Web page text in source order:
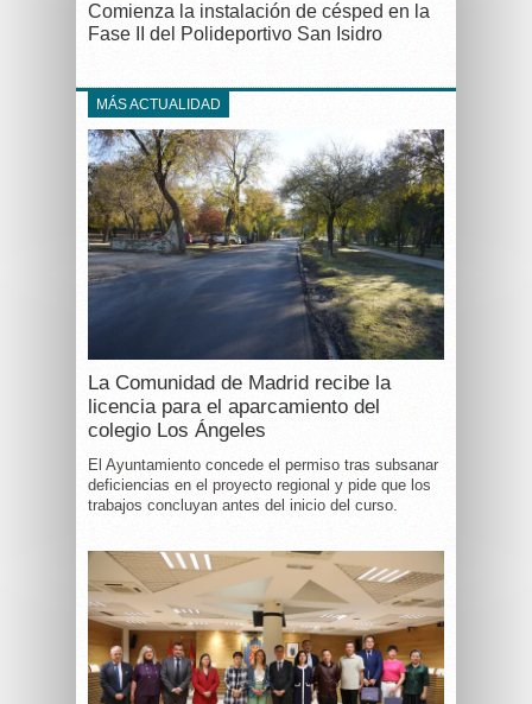
Comienza la instalación de césped en la
Fase II del Polideportivo San Isidro
MÁS ACTUALIDAD
La Comunidad de Madrid recibe la
licencia para el aparcamiento del
colegio Los Ángeles
El Ayuntamiento concede el permiso tras subsanar
deficiencias en el proyecto regional y pide que los
trabajos concluyan antes del inicio del curso.